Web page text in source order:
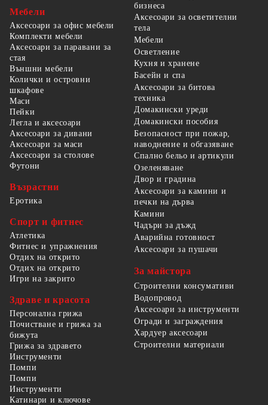
Мебели
Аксесоари за офис мебели
Комплекти мебели
Аксесоари за паравани за
стая
Външни мебели
Колички и островни
шкафове
Маси
Пейки
Легла и аксесоари
Аксесоари за дивани
Аксесоари за маси
Аксесоари за столове
Футони
Възрастни
Еротика
Спорт и фитнес
Атлетика
Фитнес и упражнения
Отдих на открито
Отдих на открито
Игри на закрито
Здраве и красота
Персонална грижа
Почистване и грижа за
бижута
Грижа за здравето
бизнеса
Аксесоари за осветителни
тела
Мебели
Осветление
Кухня и хранене
Басейн и спа
Аксесоари за битова
техника
Домакински уреди
Домакински пособия
Безопасност при пожар,
наводнение и обгазяване
Спално бельо и артикули
Озеленяване
Двор и градина
Аксесоари за камини и
печки на дърва
Камини
Чадъри за дъжд
Аварийна готовност
Аксесоари за пушачи
За майстора
Строителни консумативи
Водопровод
Аксесоари за инструменти
Огради и заграждения
Хардуер аксесоари
Строителни материали
Инструменти
Помпи
Помпи
Инструменти
Катинари и ключове